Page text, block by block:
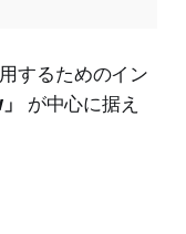
するためのイン
が中心に据え